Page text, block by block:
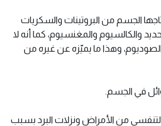
الجسم من البروتينات والسكريات
والكالسيوم والمغنسيوم، كما أنه لا
وهذا ما يميّزه عن غيره من
في الجسم.
من الأمراض ونزلات البرد بسبب